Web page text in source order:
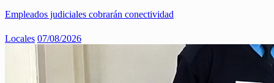
Empleados judiciales cobrarán conectividad
Locales 07/08/2026